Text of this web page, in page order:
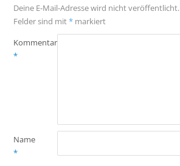
Deine E-Mail-Adresse wird nicht veröffentlicht.
Felder sind mit*markiert
Kommentar
*
Name
*